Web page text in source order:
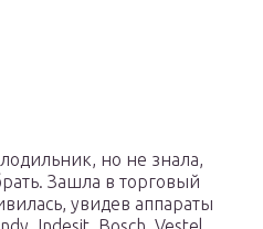
но не знала,
Зашла в торговый
увидев аппараты